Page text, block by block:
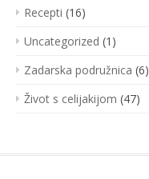
Recepti (16)
Uncategorized (1)
Zadarska podružnica (6)
Život s celijakijom (47)